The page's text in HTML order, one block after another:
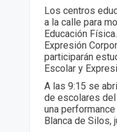
Los centros
a la calle para
Educación
Expresión
participarán
Escolar y
A las 9:15 se
de escolares
una
Blanca de Silos,